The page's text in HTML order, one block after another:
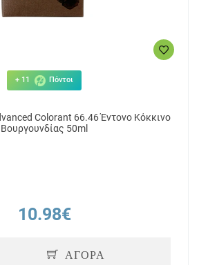
+ 11 Πόντοι
Colorant 66.46 Έντονο Κόκκινο
Βουργουνδίας 50ml
10.98€
ΑΓΟΡΑ